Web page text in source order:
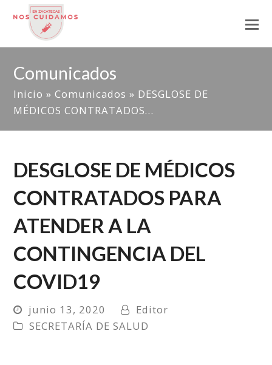
Comunicados
Inicio »Comunicados » DESGLOSE DE
MÉDICOS CONTRATADOS…
DESGLOSE DE MÉDICOS
CONTRATADOS PARA
ATENDER A LA
CONTINGENCIA DEL
COVID19
junio 13, 2020
Editor
SECRETARÍA DE SALUD